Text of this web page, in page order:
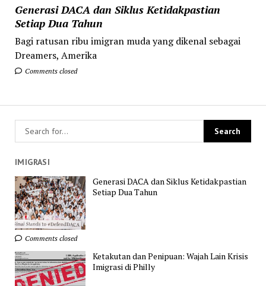
Generasi DACA dan Siklus Ketidakpastian
Setiap Dua Tahun
Bagi ratusan ribu imigran muda yang dikenal sebagai
Dreamers, Amerika
Comments closed
IMIGRASI
Generasi DACA dan Siklus Ketidakpastian
Setiap Dua Tahun
Comments closed
Ketakutan dan Penipuan: Wajah Lain Krisis
Imigrasi di Philly